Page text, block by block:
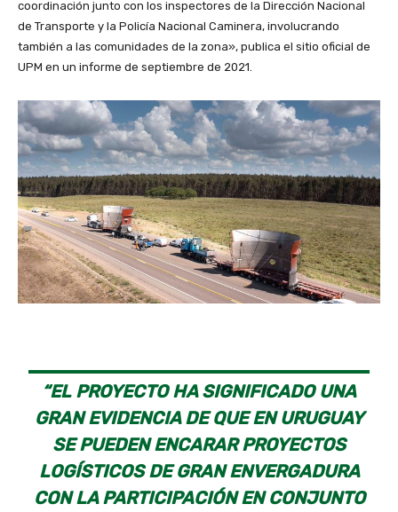
coordinación junto con los inspectores de la Dirección Nacional
de Transporte y la Policía Nacional Caminera, involucrando
también a las comunidades de la zona», publica el sitio oficial de
UPM en un informe de septiembre de 2021.
“EL PROYECTO HA SIGNIFICADO UNA
GRAN EVIDENCIA DE QUE EN URUGUAY
SE PUEDEN ENCARAR PROYECTOS
LOGÍSTICOS DE GRAN ENVERGADURA
CON LA PARTICIPACIÓN EN CONJUNTO